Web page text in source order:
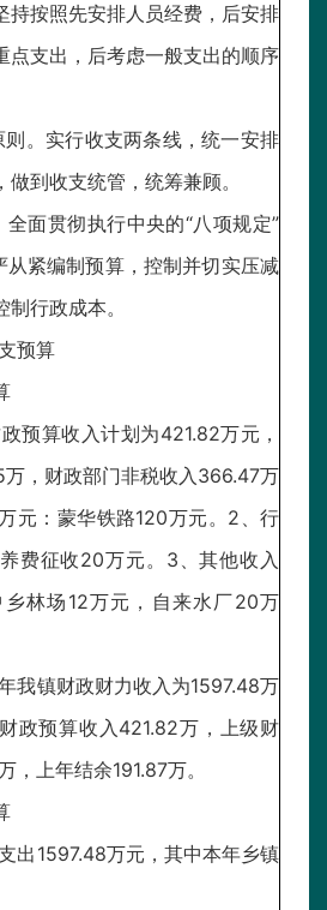
持按照先安排人员经费，后安排
点支出，后考虑一般支出的顺序
。实行收支两条线，统一安排
到收支统管，统筹兼顾。
面贯彻执行中央的“八项规定”
从紧编制预算，控制并切实压减
行政成本。
预算
预算收入计划为421.82万元，
，财政部门非税收入366.47万
元：蒙华铁路120万元。2、行
费征收20万元。3、其他收入
林场12万元，自来水厂20万
我镇财政财力收入为1597.48万
政预算收入421.82万，上级财
上年结余191.87万。
出1597.48万元，其中本年乡镇